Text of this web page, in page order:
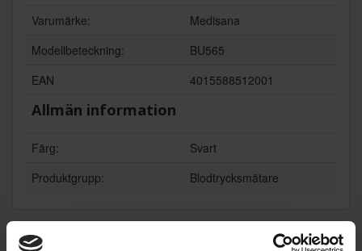
Varumärke:
Medisana
Modellbeteckning:
BU565
EAN
4015588512001
Allmän information
Färg:
Svart
Produktgrupp:
Blodtrycksmätare
Populära produkter i denna kategori